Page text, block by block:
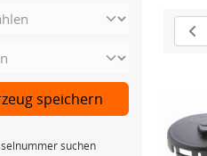
speichern
suchen